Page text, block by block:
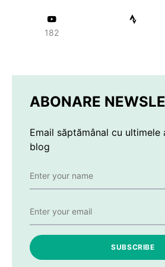
182
ABONARE
Email săptămânal cu
blog
SUBSCRIBE